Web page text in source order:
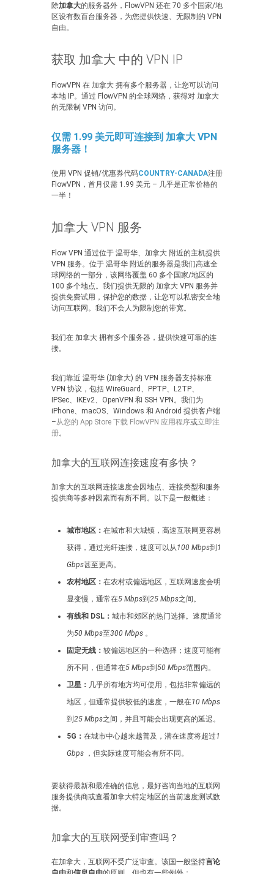
除加拿大的服务器外，FlowVPN 还在 70 多个国家/地
区设有数百台服务器，为您提供快速、无限制的 VPN
自由。
获取 加拿大 中的 VPN IP
FlowVPN 在 加拿大 拥有多个服务器，让您可以访问
本地 IP。通过 FlowVPN 的全球网络，获得对 加拿大
的无限制 VPN 访问。
仅需 1.99 美元即可连接到 加拿大 VPN
服务器！
使用 VPN 促销/优惠券代码COUNTRY-CANADA注册
FlowVPN，首月仅需 1.99 美元 – 几乎是正常价格的
一半！
加拿大 VPN 服务
Flow VPN 通过位于 温哥华、加拿大 附近的主机提供
VPN 服务。位于 温哥华 附近的服务器是我们高速全
球网络的一部分，该网络覆盖 60 多个国家/地区的
100 多个地点。我们提供无限的 加拿大 VPN 服务并
提供免费试用，保护您的数据，让您可以私密安全地
访问互联网。我们不会人为限制您的带宽。
我们在 加拿大 拥有多个服务器，提供快速可靠的连
接。
我们靠近 温哥华 (加拿大) 的 VPN 服务器支持标准
VPN 协议，包括 WireGuard、PPTP、L2TP、
IPSec、IKEv2、OpenVPN 和 SSH VPN。我们为
iPhone、macOS、Windows 和 Android 提供客户端
–从您的 App Store 下载 FlowVPN 应用程序或立即注
册。
加拿大的互联网连接速度有多快？
加拿大的互联网连接速度会因地点、连接类型和服务
提供商等多种因素而有所不同。以下是一般概述：
城市地区： 在城市和大城镇，高速互联网更容易
获得，通过光纤连接，速度可以从100 Mbps到 1
Gbps甚至更高。
农村地区： 在农村或偏远地区，互联网速度会明
显变慢，通常在5 Mbps到 25 Mbps之间。
有线和 DSL： 城市和郊区的热门选择。速度通常
为50 Mbps至300 Mbps 。
固定无线： 较偏远地区的一种选择；速度可能有
所不同，但通常在5 Mbps到 50 Mbps范围内。
卫星： 几乎所有地方均可使用，包括非常偏远的
地区，但通常提供较低的速度，一般在10 Mbps
到 25 Mbps之间，并且可能会出现更高的延迟。
5G： 在城市中心越来越普及，潜在速度将超过1
Gbps ，但实际速度可能会有所不同。
要获得最新和最准确的信息，最好咨询当地的互联网
服务提供商或查看加拿大特定地区的当前速度测试数
据。
加拿大的互联网受到审查吗？
在加拿大，互联网不受广泛审查。该国一般坚持言论